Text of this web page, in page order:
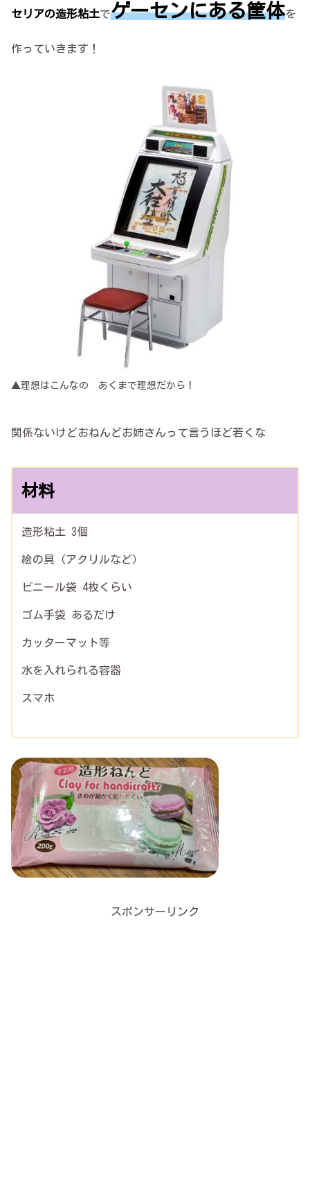
セリアの造形粘土でゲーセンにある筐体を
作っていきます！
▲理想はこんなの あくまで理想だから！
関係ないけどおねんどお姉さんって言うほど若くな
材料
造形粘土 3個
絵の具（アクリルなど）
ビニール袋 4枚くらい
ゴム手袋 あるだけ
カッターマット等
水を入れられる容器
スマホ
スポンサーリンク